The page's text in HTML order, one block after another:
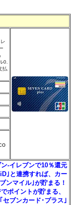
0.
払
‐イレブンで10％還元
｣と連携すれば、カー
ンマイル｣が貯まる！
ポイントが貯まる、
ブンカード･プラス｣